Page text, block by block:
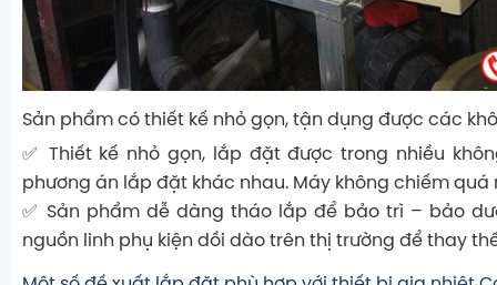
Sản phẩm có thiết kế nhỏ gọn, tận dụng được các
✅ Thiết kế nhỏ gọn, lắp đặt được trong nhiều
phương án lắp đặt khác nhau. Máy không chiếm quá
✅ Sản phẩm dễ dàng tháo lắp để bảo trì – bảo
nguồn linh phụ kiện dồi dào trên thị trường để thay